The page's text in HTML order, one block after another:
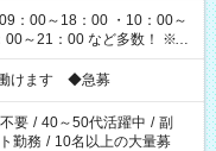
：00～18：00 ・10：00～
など多数！ ※お
けます ◆急募
要 / 40～50代活躍中 / 副
勤務 / 10名以上の大量募